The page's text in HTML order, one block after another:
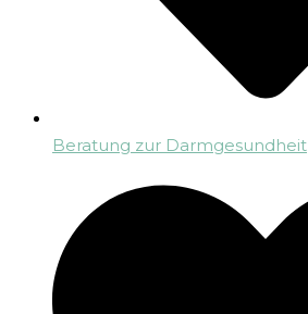
Beratung zur Darmgesundheit